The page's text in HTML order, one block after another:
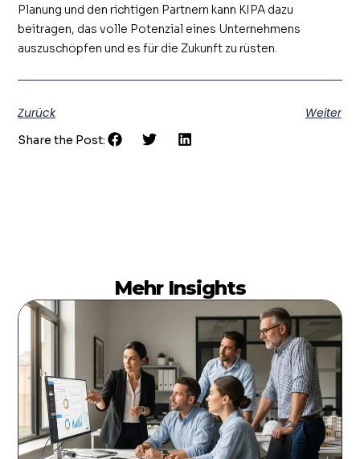
Planung und den richtigen Partnern kann KIPA dazu
beitragen, das volle Potenzial eines Unternehmens
auszuschöpfen und es für die Zukunft zu rüsten.
Zurück Weiter
Share the Post:
Mehr Insights